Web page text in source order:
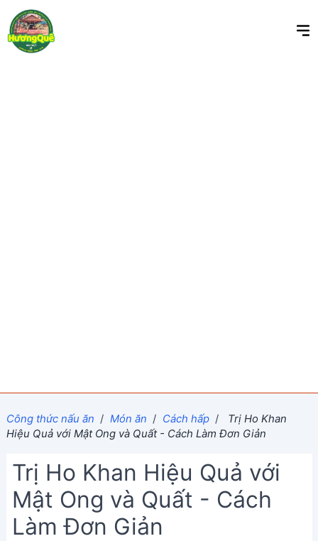
Công thức nấu ăn / Món ăn / Cách hấp /
Trị Ho Khan
Hiệu Quả với Mật Ong và Quất - Cách Làm Đơn Giản
Trị Ho Khan Hiệu Quả với
Mật Ong và Quất - Cách
Làm Đơn Giản